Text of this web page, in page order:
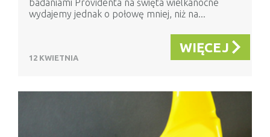
badaniami Providenta na święta wielkanocne
wydajemy jednak o połowę mniej, niż na...
12 KWIETNIA
WIĘCEJ